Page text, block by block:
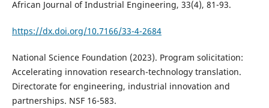
African Journal of Industrial Engineering, 33(4), 81-93.
https://dx.doi.org/10.7166/33-4-2684
National Science Foundation (2023). Program solicitation:
Accelerating innovation research-technology translation.
Directorate for engineering, industrial innovation and
partnerships. NSF 16-583.